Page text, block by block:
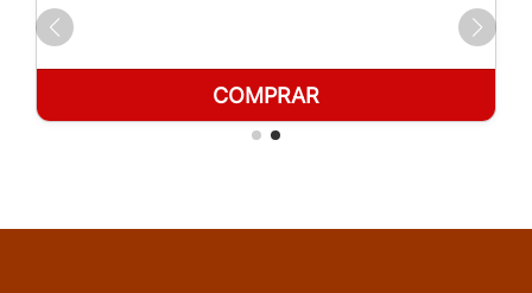
COMPRAR